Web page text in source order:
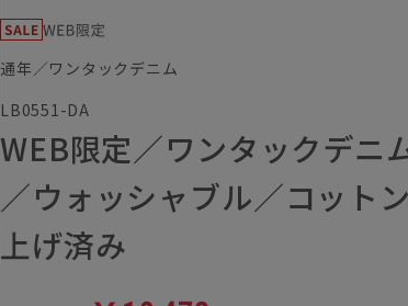
通年／ワンタックデニム
LB0551-DA
WEB限定／ワンタックデニ
／ウォッシャブル／コット
上げ済み